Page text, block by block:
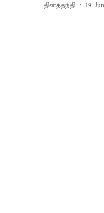
தினத்தந்தி 19